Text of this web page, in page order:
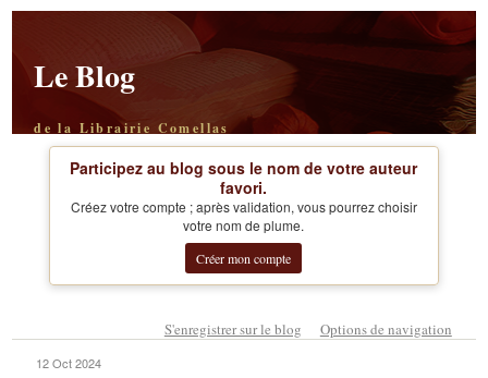
Le Blog
de la Librairie Comellas
Participez au blog sous le nom de votre auteur
favori.
Créez votre compte ; après validation, vous pourrez choisir
votre nom de plume.
Créer mon compte
S'enregistrer sur le blog Options de navigation
12 Oct 2024